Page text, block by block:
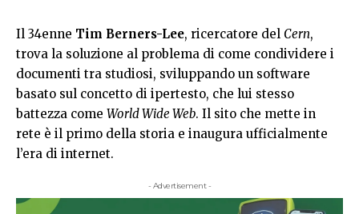
Il 34enne Tim Berners-Lee, ricercatore del Cern,
trova la soluzione al problema di come condividere i
documenti tra studiosi, sviluppando un software
basato sul concetto di ipertesto, che lui stesso
battezza come World Wide Web. Il sito che mette in
rete è il primo della storia e inaugura ufficialmente
l’era di internet.
- Advertisement -